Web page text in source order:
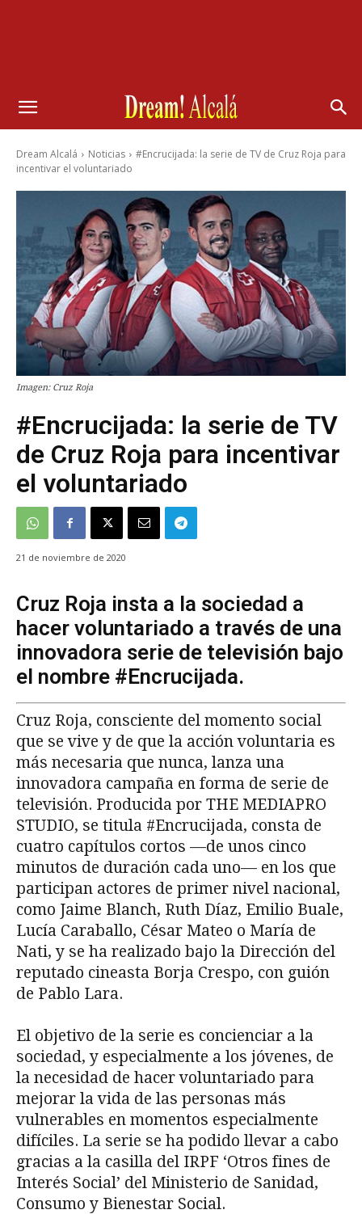
Dream Alcalá Noticias
#Encrucijada: la serie de TV de Cruz Roja para
incentivar el voluntariado
Imagen: Cruz Roja
#Encrucijada: la serie de TV
de Cruz Roja para incentivar
el voluntariado
21 de noviembre de 2020
Cruz Roja insta a la sociedad a
hacer voluntariado a través de una
innovadora serie de televisión bajo
el nombre #Encrucijada.
Cruz Roja, consciente del momento social
que se vive y de que la acción voluntaria es
más necesaria que nunca, lanza una
innovadora campaña en forma de serie de
televisión. Producida por THE MEDIAPRO
STUDIO, se titula #Encrucijada, consta de
cuatro capítulos cortos —de unos cinco
minutos de duración cada uno— en los que
participan actores de primer nivel nacional,
como Jaime Blanch, Ruth Díaz, Emilio Buale,
Lucía Caraballo, César Mateo o María de
Nati, y se ha realizado bajo la Dirección del
reputado cineasta Borja Crespo, con guión
de Pablo Lara.
El objetivo de la serie es concienciar a la
sociedad, y especialmente a los jóvenes, de
la necesidad de hacer voluntariado para
mejorar la vida de las personas más
vulnerables en momentos especialmente
difíciles. La serie se ha podido llevar a cabo
gracias a la casilla del IRPF ‘Otros fines de
Interés Social’ del Ministerio de Sanidad,
Consumo y Bienestar Social.